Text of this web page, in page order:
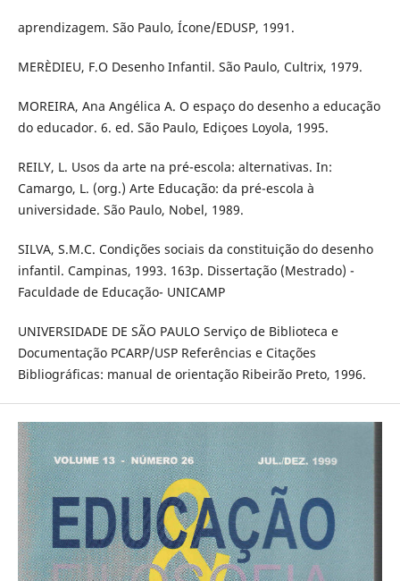
aprendizagem. São Paulo, Ícone/EDUSP, 1991.
MERÈDIEU, F.O Desenho Infantil. São Paulo, Cultrix, 1979.
MOREIRA, Ana Angélica A. O espaço do desenho a educação
do educador. 6. ed. São Paulo, Ediçoes Loyola, 1995.
REILY, L. Usos da arte na pré-escola: alternativas. In:
Camargo, L. (org.) Arte Educação: da pré-escola à
universidade. São Paulo, Nobel, 1989.
SILVA, S.M.C. Condições sociais da constituição do desenho
infantil. Campinas, 1993. 163p. Dissertação (Mestrado) -
Faculdade de Educação- UNICAMP
UNIVERSIDADE DE SÃO PAULO Serviço de Biblioteca e
Documentação PCARP/USP Referências e Citações
Bibliográficas: manual de orientação Ribeirão Preto, 1996.